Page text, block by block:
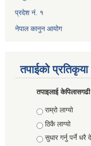
प्रदेश नं. १
नेपाल कानुन आयोग
तपाईको प्रतिकृया
तपाइलाई
Choices
राम्रो लाग्यो
ठिकै लाग्यो
सुधार गर्नु पर्ने धरै